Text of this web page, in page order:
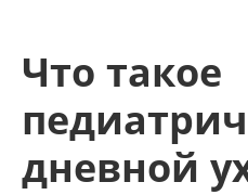
Что такое
дневной